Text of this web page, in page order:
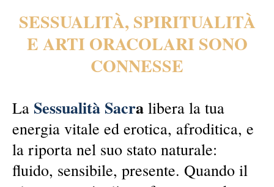
SESSUALITÀ, SPIRITUALITÀ
E ARTI ORACOLARI SONO
CONNESSE
La Sessualità Sacra libera la tua
energia vitale ed erotica, afroditica, e
la riporta nel suo stato naturale:
fluido, sensibile, presente. Quando il